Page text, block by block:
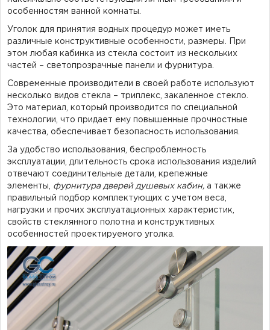
особенностям ванной комнаты.
Уголок для принятия водных процедур может иметь
различные конструктивные особенности, размеры. При
этом любая кабинка из стекла состоит из нескольких
частей – светопрозрачные панели и фурнитура.
Современные производители в своей работе используют
несколько видов стекла – триплекс, закаленное стекло.
Это материал, который производится по специальной
технологии, что придает ему повышенные прочностные
качества, обеспечивает безопасность использования.
За удобство использования, беспроблемность
эксплуатации, длительность срока использования изделий
отвечают соединительные детали, крепежные
элементы, фурнитура дверей душевых кабин, а также
правильный подбор комплектующих с учетом веса,
нагрузки и прочих эксплуатационных характеристик,
свойств стеклянного полотна и конструктивных
особенностей проектируемого уголка.